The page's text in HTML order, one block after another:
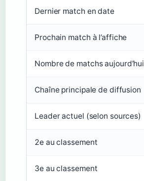
Dernier match en date
Prochain match à l’affiche
Nombre de matchs aujourd’hui
Chaîne principale de diffusion
Leader actuel (selon sources)
2e au classement
3e au classement